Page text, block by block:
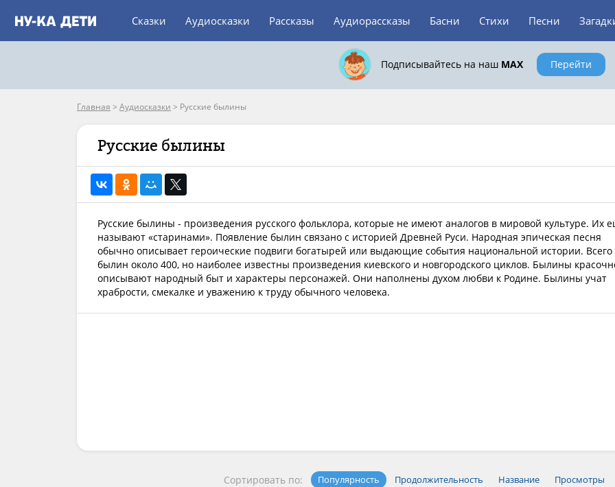
Сказки Аудиосказки Рассказы Аудиорассказы Басни Стихи Песни
Подписывайтесь на наш MAX Перейти
Главная > Аудиосказки > Русские былины
Русские былины
Русские былины - произведения русского фольклора, которые не имеют аналогов в мировой культуре. Их
называют «старинами». Появление былин связано с историей Древней Руси. Народная эпическая песня
обычно описывает героические подвиги богатырей или выдающие события национальной истории. Всего
былин около 400, но наиболее известны произведения киевского и новгородского циклов. Былины
описывают народный быт и характеры персонажей. Они наполнены духом любви к Родине. Былины учат
храбрости, смекалке и уважению к труду обычного человека.
Сортировать по: Популярность Продолжительность Название Просмотры